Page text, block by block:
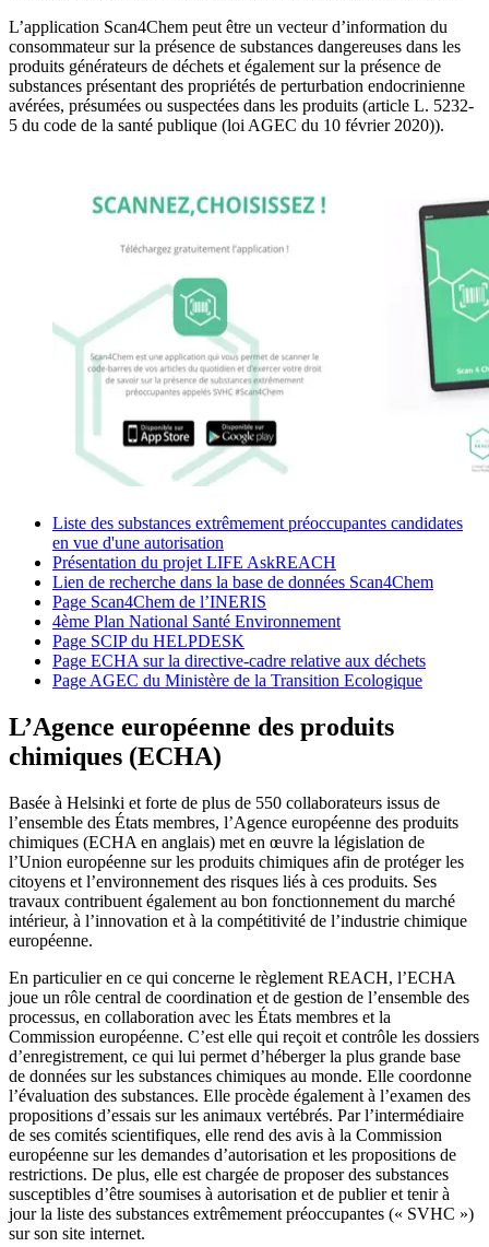
L’application Scan4Chem peut être un vecteur d’information du
consommateur sur la présence de substances dangereuses dans les
produits générateurs de déchets et également sur la présence de
substances présentant des propriétés de perturbation endocrinienne
avérées, présumées ou suspectées dans les produits (article L. 5232-
5 du code de la santé publique (loi AGEC du 10 février 2020)).
Liste des substances extrêmement préoccupantes candidates
en vue d'une autorisation
Présentation du projet LIFE AskREACH
Lien de recherche dans la base de données Scan4Chem
Page Scan4Chem de l’INERIS
4ème Plan National Santé Environnement
Page SCIP du HELPDESK
Page ECHA sur la directive-cadre relative aux déchets
Page AGEC du Ministère de la Transition Ecologique
L’Agence européenne des produits
chimiques (ECHA)
Basée à Helsinki et forte de plus de 550 collaborateurs issus de
l’ensemble des États membres, l’Agence européenne des produits
chimiques (ECHA en anglais) met en œuvre la législation de
l’Union européenne sur les produits chimiques afin de protéger les
citoyens et l’environnement des risques liés à ces produits. Ses
travaux contribuent également au bon fonctionnement du marché
intérieur, à l’innovation et à la compétitivité de l’industrie chimique
européenne.
En particulier en ce qui concerne le règlement REACH, l’ECHA
joue un rôle central de coordination et de gestion de l’ensemble des
processus, en collaboration avec les États membres et la
Commission européenne. C’est elle qui reçoit et contrôle les dossiers
d’enregistrement, ce qui lui permet d’héberger la plus grande base
de données sur les substances chimiques au monde. Elle coordonne
l’évaluation des substances. Elle procède également à l’examen des
propositions d’essais sur les animaux vertébrés. Par l’intermédiaire
de ses comités scientifiques, elle rend des avis à la Commission
européenne sur les demandes d’autorisation et les propositions de
restrictions. De plus, elle est chargée de proposer des substances
susceptibles d’être soumises à autorisation et de publier et tenir à
jour la liste des substances extrêmement préoccupantes (« SVHC »)
sur son site internet.